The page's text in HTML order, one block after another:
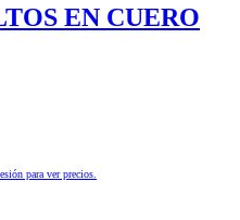
EN CUERO
para ver precios.